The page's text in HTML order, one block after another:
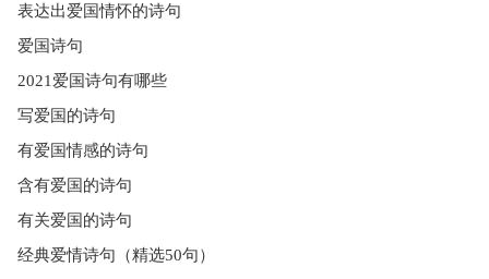
表达出爱国情怀的诗句
爱国诗句
2021爱国诗句有哪些
写爱国的诗句
有爱国情感的诗句
含有爱国的诗句
有关爱国的诗句
经典爱情诗句（精选50句）